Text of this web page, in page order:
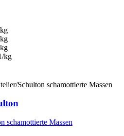
kg
Schulton schamottierte Massen
schamottierte Massen